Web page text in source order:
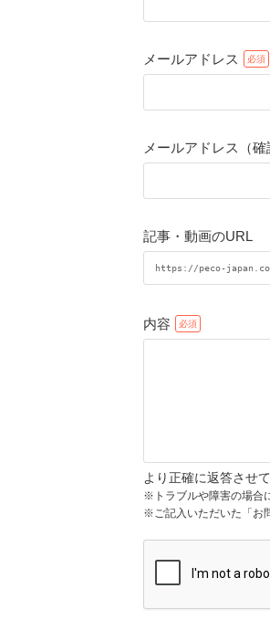
メールアドレス
メールアドレス（確
記事・動画のURL
内容
より正確に返答させ
※トラブルや障害の場合
※ご記入いただいた「お